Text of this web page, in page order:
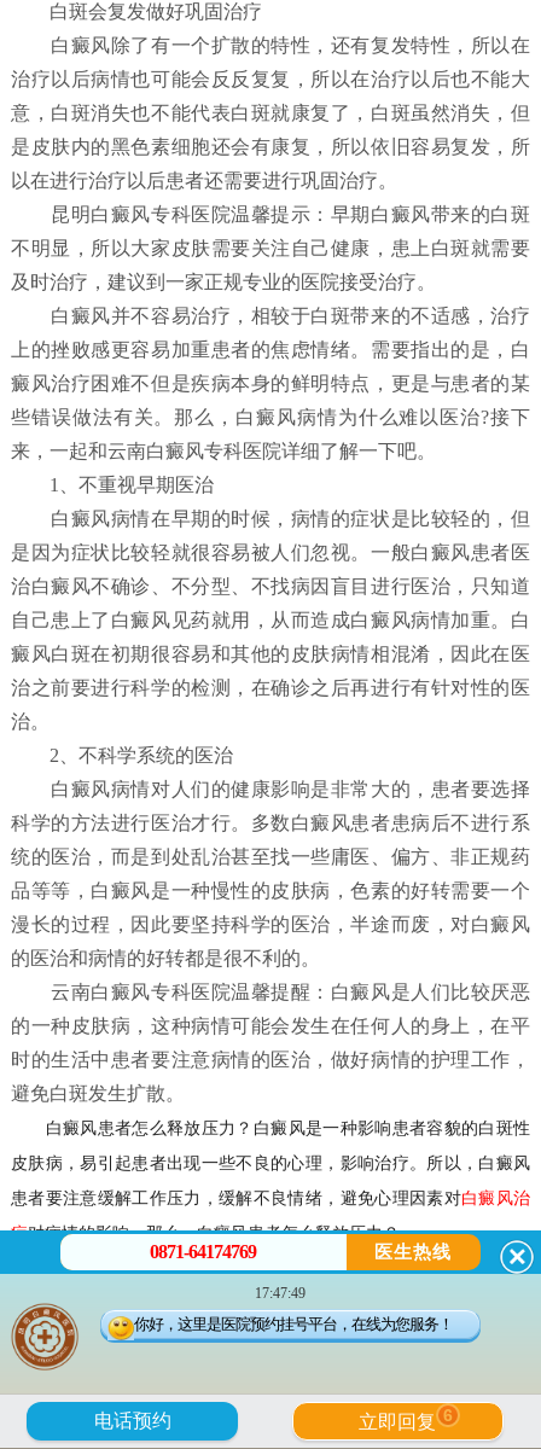
白斑会复发做好巩固治疗
白癜风除了有一个扩散的特性，还有复发特性，所以在
治疗以后病情也可能会反反复复，所以在治疗以后也不能大
意，白斑消失也不能代表白斑就康复了，白斑虽然消失，但
是皮肤内的黑色素细胞还会有康复，所以依旧容易复发，所
以在进行治疗以后患者还需要进行巩固治疗。
昆明白癜风专科医院温馨提示：早期白癜风带来的白斑
不明显，所以大家皮肤需要关注自己健康，患上白斑就需要
及时治疗，建议到一家正规专业的医院接受治疗。
白癜风并不容易治疗，相较于白斑带来的不适感，治疗
上的挫败感更容易加重患者的焦虑情绪。需要指出的是，白
癜风治疗困难不但是疾病本身的鲜明特点，更是与患者的某
些错误做法有关。那么，白癜风病情为什么难以医治?接下
来，一起和云南白癜风专科医院详细了解一下吧。
1、不重视早期医治
白癜风病情在早期的时候，病情的症状是比较轻的，但
是因为症状比较轻就很容易被人们忽视。一般白癜风患者医
治白癜风不确诊、不分型、不找病因盲目进行医治，只知道
自己患上了白癜风见药就用，从而造成白癜风病情加重。白
癜风白斑在初期很容易和其他的皮肤病情相混淆，因此在医
治之前要进行科学的检测，在确诊之后再进行有针对性的医
治。
2、不科学系统的医治
白癜风病情对人们的健康影响是非常大的，患者要选择
科学的方法进行医治才行。多数白癜风患者患病后不进行系
统的医治，而是到处乱治甚至找一些庸医、偏方、非正规药
品等等，白癜风是一种慢性的皮肤病，色素的好转需要一个
漫长的过程，因此要坚持科学的医治，半途而废，对白癜风
的医治和病情的好转都是很不利的。
云南白癜风专科医院温馨提醒：白癜风是人们比较厌恶
的一种皮肤病，这种病情可能会发生在任何人的身上，在平
时的生活中患者要注意病情的医治，做好病情的护理工作，
避免白斑发生扩散。
白癜风患者怎么释放压力？ 白癜风是一种影响患者容貌的白斑性
皮肤病，易引起患者出现一些不良的心理，影响治疗。所以，白癜风
患者要注意缓解工作压力，缓解不良情绪，避免心理因素对白癜风治
疗对病情的影响。那么，白癜风患者怎么释放压力？
白癜风患者怎么释放压力？
一，白癜风患者应放松自己。患上白癜风后，患者应放松自己，
遇到不公平和有意见的事情要坦率地说出来，不要压在心里，患者可
通过发泄以消不快之气，例如面对沙包或人头偶像猛打几拳，或者大
0871-64174769 医生热线
17:47:49
你好，这里是医院预约挂号平台，在线为您服务！
电话预约 立即回复 6